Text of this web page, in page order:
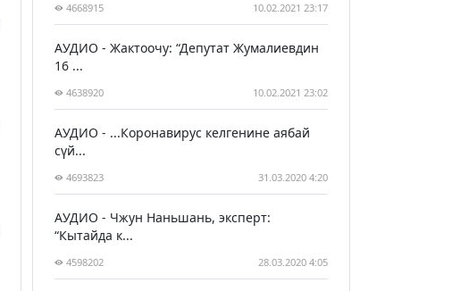
4668915 10.02.2021 23:17
АУДИО - Жактоочу: “Депутат Жумалиевдин
16 ...
4638920 10.02.2021 23:02
АУДИО - ...Коронавирус келгенине аябай
сүй...
4693823 31.03.2020 4:20
АУДИО - Чжун Наньшань, эксперт:
“Кытайда к...
4598202 28.03.2020 4:05